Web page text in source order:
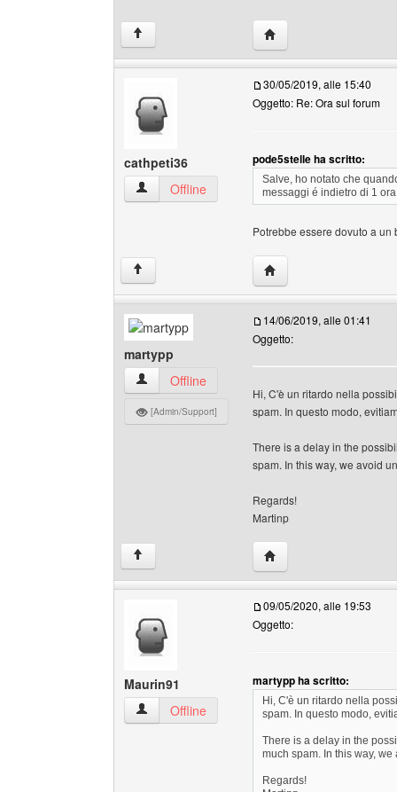
↑ HomePage:
cathpeti36
cathpeti36 Profilo
Offline
30/05/2019, alle 15:40
Oggetto: Re: Ora sul forum
pode5stelle ha scritto:
Salve, ho notato che
messaggi é indietro di 1 ora
Potrebbe essere dovuto a
↑ HomePage: cathpeti36
martypp
martypp Profilo
Offline
[Admin/Support]
14/06/2019, alle 01:41
Oggetto:
Hi, C'è un ritardo nella
spam. In questo modo,
There is a delay in the
spam. In this way, we avoid
Regards!
Martinp
↑ HomePage: martypp
Maurin91
Maurin91 Profilo
Offline
09/05/2020, alle 19:53
Oggetto:
martypp ha scritto:
Hi, C'è un ritardo nella
spam. In questo modo,
There is a delay in the
much spam. In this way,
Regards!